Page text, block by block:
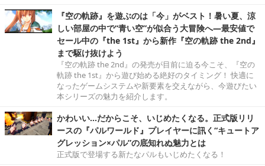
『空の軌跡』を遊ぶのは「今」がベスト！暑い夏、涼
しい部屋の中で“青い空”が似合う大冒険へ―最安値で
セール中の『the 1st』から新作『空の軌跡 the 2nd』
まで駆け抜けよう
『空の軌跡 the 2nd』の発売が目前に迫る今こそ、『空の
軌跡 the 1st』から遊び始める絶好のタイミング！ 快適に
なったゲームシステムや新要素を交えながら、今遊びたい
本シリーズの魅力を紹介します。
かわいい…だからこそ、いじめたくなる。正式版リリ
ースの『パルワールド』プレイヤーに訊く“キュートア
グレッション×パル”の底知れぬ魅力とは
正式版で登場する新たなパルもいじめたくなる！